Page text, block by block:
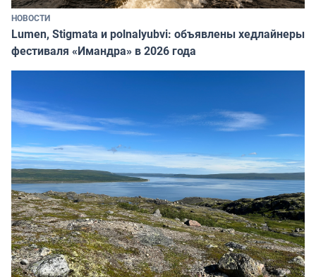
НОВОСТИ
Lumen, Stigmata и polnalyubvi: объявлены хедлайнеры
фестиваля «Имандра» в 2026 года